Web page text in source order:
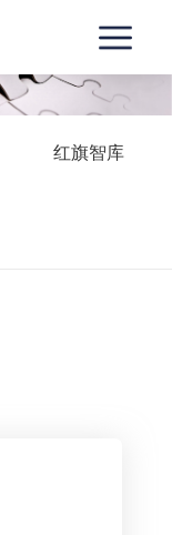
红旗智库